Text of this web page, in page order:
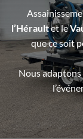
l’Héraultet le
que ce soit
Nous adaptons